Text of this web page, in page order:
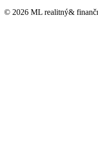
© 2026 ML realitný&